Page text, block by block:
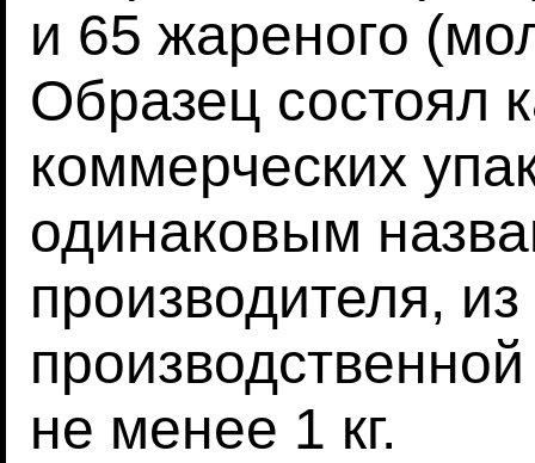
и 65 жареного
Образец состоял
коммерческих
одинаковым
производителя,
не менее 1 кг.